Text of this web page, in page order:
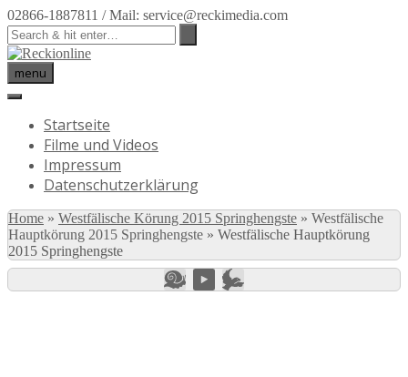
02866-1887811 / Mail: service@reckimedia.com
menu
Startseite
Filme und Videos
Impressum
Datenschutzerklärung
Home » Westfälische Körung 2015 Springhengste » Westfälische
Hauptkörung 2015 Springhengste » Westfälische Hauptkörung
2015 Springhengste